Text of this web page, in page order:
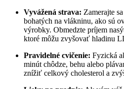
Vyvážená strava: Zamerajte
bohatých na vlákninu, ako sú
výrobky. Obmedzte príjem
ktoré môžu zvyšovať hladinu
Pravidelné cvičenie: Fyzická
minút chôdze, behu alebo
znížiť celkový cholesterol a